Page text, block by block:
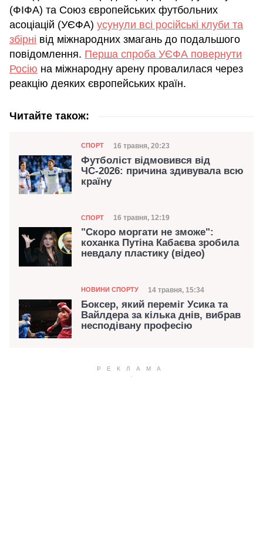
(ФІФА) та Союз європейських футбольних
асоціацій (УЄФА) усунули всі російські клуби та
збірні від міжнародних змагань до подальшого
повідомлення. Перша спроба УЄФА повернути
Росію на міжнародну арену провалилася через
реакцію деяких європейських країн.
Читайте також:
Категорія
СПОРТ Дата публікації
16 травня, 20:23
Футболіст відмовився від
ЧС-2026: причина здивувала всю
країну
Категорія
СПОРТ Дата публікації
16 травня, 12:19
"Скоро моргати не зможе":
коханка Путіна Кабаєва зробила
невдалу пластику (відео)
Категорія
НОВИНИ СПОРТУ Дата публікації
14 травня, 15:34
Боксер, який переміг Усика та
Вайлдера за кілька днів, вибрав
несподівану професію